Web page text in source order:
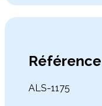
Référence
ALS-1175